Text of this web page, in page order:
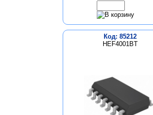
Код: 85212
HEF4001BT